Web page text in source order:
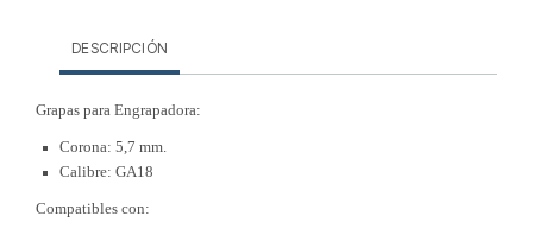
DESCRIPCIÓN
Grapas para Engrapadora:
Corona: 5,7 mm.
Calibre: GA18
Compatibles con: